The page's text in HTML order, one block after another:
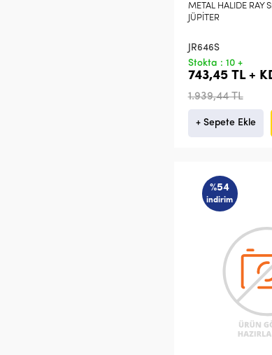
METAL HALIDE RAY
JÜPİTER
JR646S
Stokta : 10 +
743,45 TL +
1.939,44 TL
+ Sepete Ekle
%54
indirim